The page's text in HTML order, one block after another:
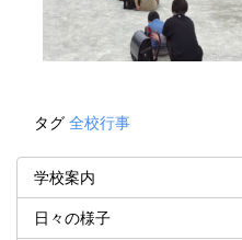
タグ 全校行事
学校案内
日々の様子